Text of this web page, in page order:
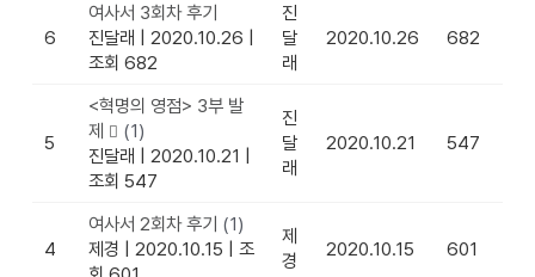
6
여사서 3회차 후기
진달래
2020.10.26
조회 682
진
달
래
2020.10.26 682
5
<혁명의 영점> 3부 발
제
(1)
진달래
2020.10.21
조회 547
진
달
래
2020.10.21 547
4
여사서 2회차 후기 (1)
제경
2020.10.15
조
제
경
2020.10.15 601